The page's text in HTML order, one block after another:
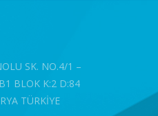
SK. NO.4/1 –
BLOK K:2 D:84
TÜRKİYE